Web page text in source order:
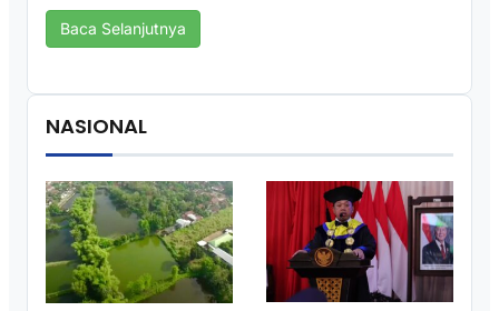
Baca Selanjutnya
NASIONAL